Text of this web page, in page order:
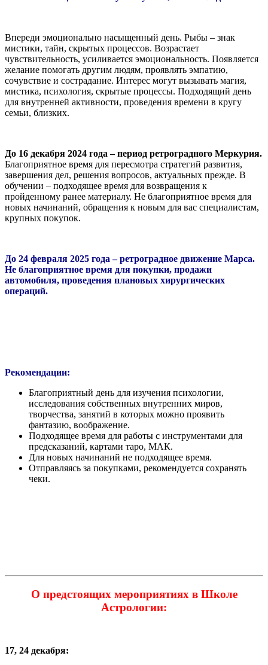
Впереди эмоционально насыщенный день. Рыбы – знак
мистики, тайн, скрытых процессов. Возрастает
чувствительность, усиливается эмоциональность. Появляется
желание помогать другим людям, проявлять эмпатию,
сочувствие и сострадание. Интерес могут вызывать магия,
мистика, психология, скрытые процессы. Подходящий день
для внутренней активности, проведения времени в кругу
семьи, близких.
До 16 декабря 2024 года – период ретроградного Меркурия.
Благоприятное время для пересмотра стратегий развития,
завершения дел, решения вопросов, актуальных прежде. В
обучении – подходящее время для возвращения к
пройденному ранее материалу. Не благоприятное время для
новых начинаний, обращения к новым для вас специалистам,
крупных покупок.
До 24 февраля 2025 года – ретроградное движение Марса.
Не благоприятное время для покупки, продажи
автомобиля, проведения плановых хирургических
операций.
Рекомендации:
Благоприятный день для изучения психологии,
исследования собственных внутренних миров,
творчества, занятий в которых можно проявить
фантазию, воображение.
Подходящее время для работы с инструментами для
предсказаний, картами таро, МАК.
Для новых начинаний не подходящее время.
Отправляясь за покупками, рекомендуется сохранять
чеки.
О предстоящих мероприятиях в Школе
Астрологии:
17, 24 декабря: